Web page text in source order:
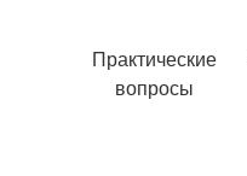
Практические
вопросы